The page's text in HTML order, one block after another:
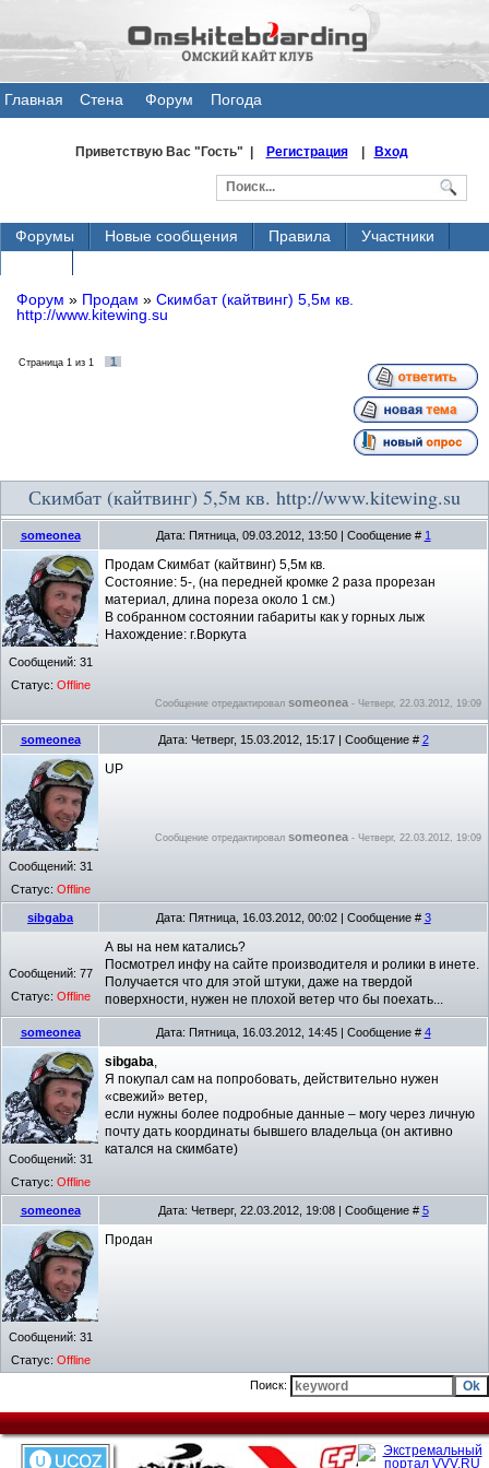
Главная
Стена
Форум Погода
Приветствую Вас"Гость" | Регистрация| Вход
Форумы Новые сообщения Правила
Участники
Форум » Продам » Скимбат (кайтвинг) 5,5м кв.
http://www.kitewing.su
Страница 1 из 1 1
Скимбат (кайтвинг) 5,5м кв. http://www.kitewing.su
someonea Дата: Пятница, 09.03.2012, 13:50 | Сообщение # 1
Сообщений: 31
Статус: Offline
Продам Скимбат (кайтвинг) 5,5м кв.
Состояние: 5-, (на передней кромке 2 раза прорезан
материал, длина пореза около 1 см.)
В собранном состоянии габариты как у горных лыж
Нахождение: г.Воркута
Сообщение отредактировал someonea - Четверг, 22.03.2012, 19:09
someonea Дата: Четверг, 15.03.2012, 15:17 | Сообщение # 2
Сообщений: 31
Статус: Offline
UP
Сообщение отредактировал someonea - Четверг, 22.03.2012, 19:09
sibgaba Дата: Пятница, 16.03.2012, 00:02 | Сообщение # 3
Сообщений: 77
Статус: Offline
А вы на нем катались?
Посмотрел инфу на сайте производителя и ролики в инете.
Получается что для этой штуки, даже на твердой
поверхности, нужен не плохой ветер что бы поехать...
someonea Дата: Пятница, 16.03.2012, 14:45 | Сообщение # 4
Сообщений: 31
Статус: Offline
sibgaba
Я покупал сам на попробовать, действительно нужен
«свежий» ветер,
если нужны более подробные данные – могу через личную
почту дать координаты бывшего владельца (он активно
катался на скимбате)
someonea Дата: Четверг, 22.03.2012, 19:08 | Сообщение # 5
Сообщений: 31
Статус: Offline
Продан
Поиск: